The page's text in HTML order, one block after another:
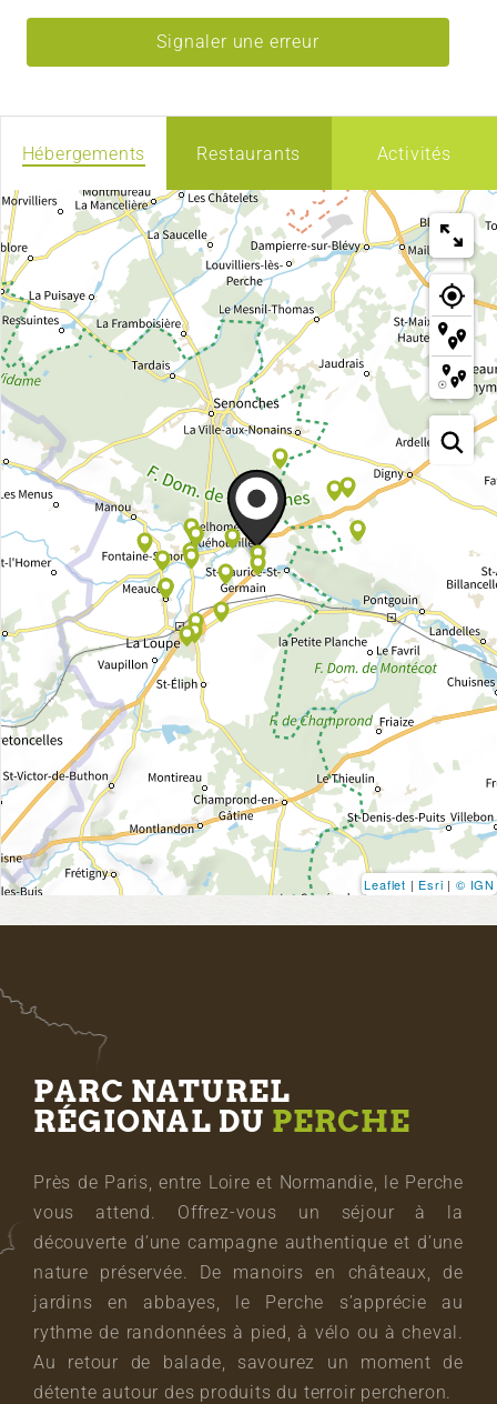
Signaler une erreur
Hébergements Restaurants Activités
Leaflet | Esri | © IGN
PARC NATUREL
RÉGIONAL DU PERCHE
Près de Paris, entre Loire et Normandie, le Perche
vous attend. Offrez-vous un séjour à la
découverte d’une campagne authentique et d’une
nature préservée. De manoirs en châteaux, de
jardins en abbayes, le Perche s’apprécie au
rythme de randonnées à pied, à vélo ou à cheval.
Au retour de balade, savourez un moment de
détente autour des produits du terroir percheron.